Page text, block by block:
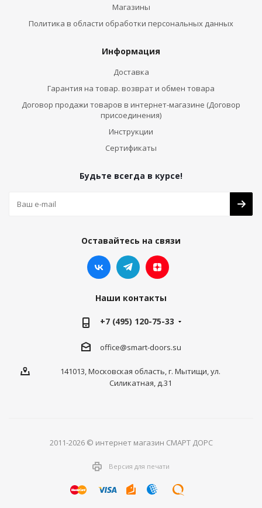
Магазины
Политика в области обработки персональных данных
Информация
Доставка
Гарантия на товар. возврат и обмен товара
Договор продажи товаров в интернет-магазине (Договор
присоединения)
Инструкции
Сертификаты
Будьте всегда в курсе!
Оставайтесь на связи
Наши контакты
+7 (495) 120-75-33
office@smart-doors.su
141013, Московская область, г. Мытищи, ул.
Силикатная, д.31
2011-2026 © интернет магазин СМАРТ ДОРС
Версия для печати